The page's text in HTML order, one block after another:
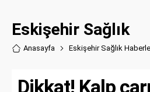
Eskişehir Sağlık
Anasayfa Eskişehir Sağlık
Dikkat! Kalp